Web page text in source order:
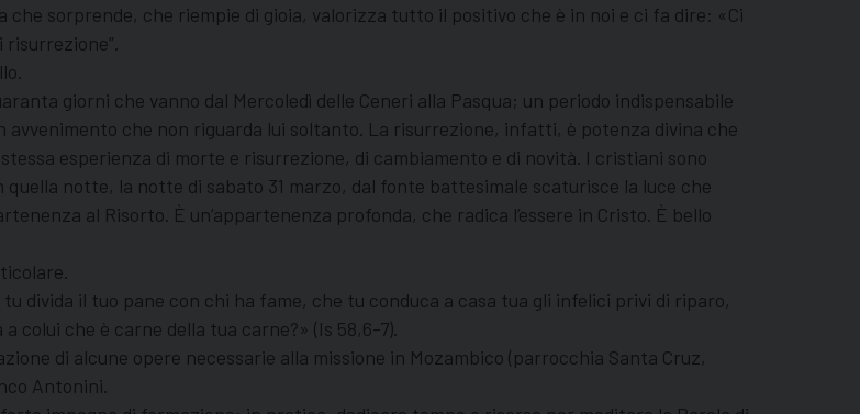
che sorprende, che riempie di gioia, valorizza tutto il positivo che è in noi e ci fa dire: «Ci
giorni che vanno dal Mercoledì delle Ceneri alla Pasqua; un periodo indispensabile
avvenimento che non riguarda lui soltanto. La risurrezione, infatti, è potenza divina che
esperienza di morte e risurrezione, di cambiamento e di novità. I cristiani sono
quella notte, la notte di sabato 31 marzo, dal fonte battesimale scaturisce la luce che
al Risorto. È un’appartenenza profonda, che radica l’essere in Cristo. È bello
divida il tuo pane con chi ha fame, che tu conduca a casa tua gli infelici privi di riparo,
colui che è carne della tua carne?» (Is 58,6-7).
di alcune opere necessarie alla missione in Mozambico (parrocchia Santa Cruz,
Antonini.